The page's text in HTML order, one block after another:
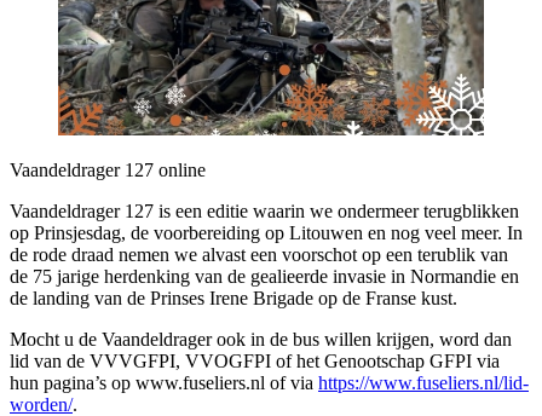
Vaandeldrager 127 online
Vaandeldrager 127 is een editie waarin we ondermeer terugblikken
op Prinsjesdag, de voorbereiding op Litouwen en nog veel meer. In
de rode draad nemen we alvast een voorschot op een terublik van
de 75 jarige herdenking van de gealieerde invasie in Normandie en
de landing van de Prinses Irene Brigade op de Franse kust.
Mocht u de Vaandeldrager ook in de bus willen krijgen, word dan
lid van de VVVGFPI, VVOGFPI of het Genootschap GFPI via
hun pagina’s op www.fuseliers.nl of via https://www.fuseliers.nl/lid-
worden/.